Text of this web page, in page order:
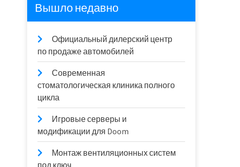
Вышло недавно
Официальный дилерский центр
по продаже автомобилей
Современная
стоматологическая клиника полного
цикла
Игровые серверы и
модификации для Doom
Монтаж вентиляционных систем